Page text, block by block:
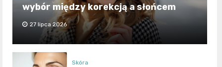
wybór między korekcją a słońcem
27 lipca 2026
Skóra